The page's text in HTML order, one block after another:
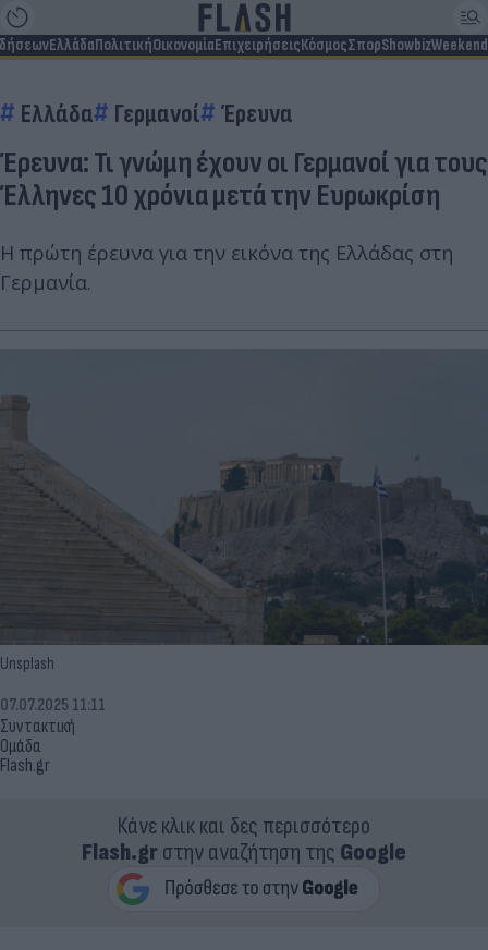
ΕλλάδαΠολιτικήΟικονομίαΕπιχειρήσειςΚόσμοςΣπορShowbizWeekend
Ελλάδα Γερμανοί Έρευνα
Έρευνα: Τι γνώμη έχουν οι Γερμανοί για τους
Έλληνες 10 χρόνια μετά την Ευρωκρίση
Η πρώτη έρευνα για την εικόνα της Ελλάδας στη
Γερμανία.
Unsplash
Συντακτική
Ομάδα
Flash.gr
07.07.2025 11:11
Κάνε κλικ και δες περισσότερο
Flash.grστην αναζήτηση της Google